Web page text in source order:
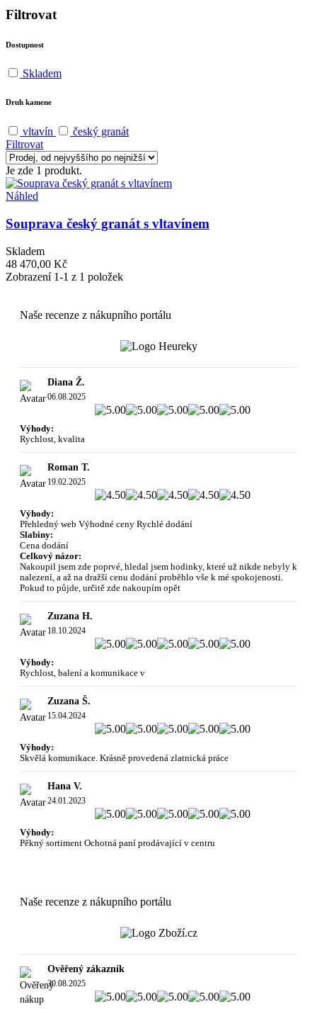
Filtrovat
Dostupnost
Skladem
Druh kamene
vltavín
český granát
Filtrovat
Je zde 1 produkt.
Náhled
Souprava český granát s vltavínem
Skladem
48 470,00 Kč
Zobrazení 1-1 z 1 položek
Naše recenze z nákupního portálu
Diana Ž.
06.08.2025
Výhody:
Rychlost, kvalita
Roman T.
19.02.2025
Výhody:
Přehledný web Výhodné ceny Rychlé dodání
Slabiny:
Cena dodání
Celkový názor:
Nakoupil jsem zde poprvé, hledal jsem hodinky, které už nikde nebyly k
nalezení, a až na dražší cenu dodání proběhlo vše k mé spokojenosti.
Pokud to půjde, určitě zde nakoupím opět
Zuzana H.
18.10.2024
Výhody:
Rychlost, balení a komunikace v
Zuzana Š.
15.04.2024
Výhody:
Skvělá komunikace. Krásně provedená zlatnická práce
Hana V.
24.01.2023
Výhody:
Pěkný sortiment Ochotná paní prodávající v centru
Naše recenze z nákupního portálu
Ověřený zákazník
30.08.2025